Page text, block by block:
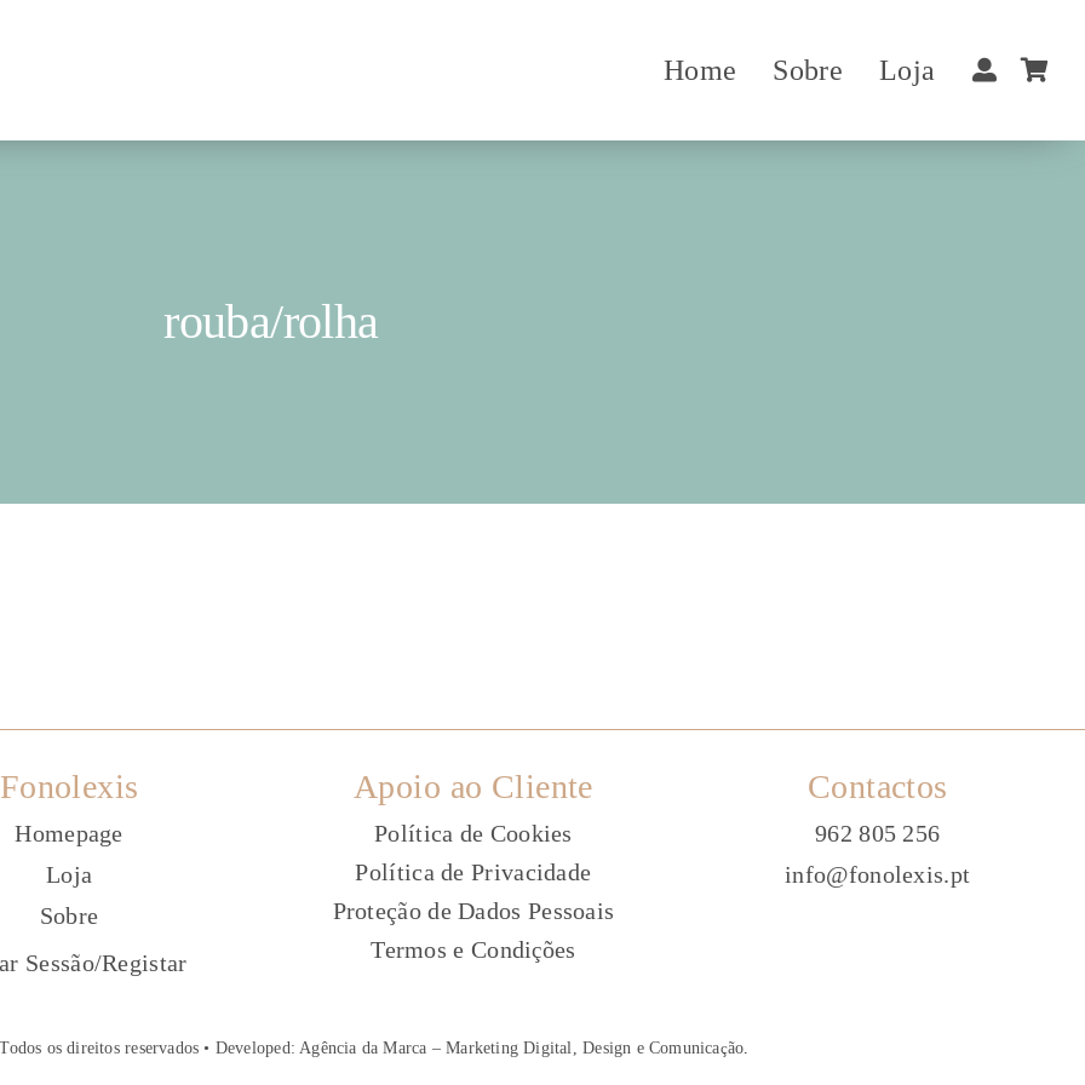
Home Sobre Loja
rouba/rolha
Fonolexis
Homepage
Loja
Sobre
Sessão/Registar
Apoio ao Cliente
Política de Cookies
Política de Privacidade
Proteção de Dados Pessoais
Termos e Condições
Contactos
962 805 256
info@fonolexis.pt
os direitos reservados • Developed:Agência da Marca – Marketing Digital, Design e Comunicação.